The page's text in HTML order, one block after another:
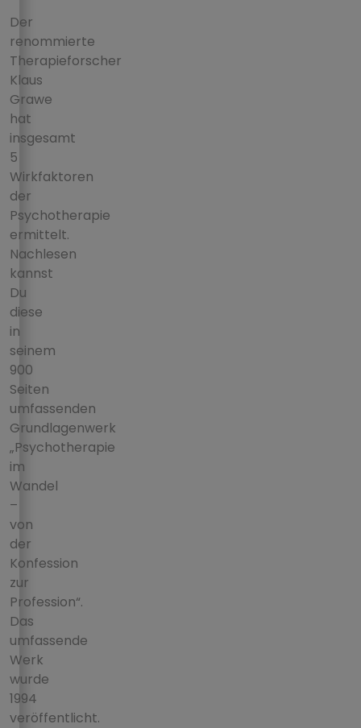
Der
renommierte
Therapieforscher
Klaus
Grawe
hat
insgesamt
5
Wirkfaktoren
der
Psychotherapie
ermittelt.
Nachlesen
kannst
Du
diese
in
seinem
900
Seiten
umfassenden
Grundlagenwerk
„Psychotherapie
im
Wandel
–
von
der
Konfession
zur
Profession“.
Das
umfassende
Werk
wurde
1994
veröffentlicht.